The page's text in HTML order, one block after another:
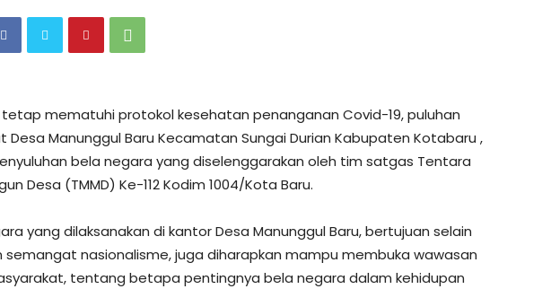
tetap mematuhi protokol kesehatan penanganan Covid-19, puluhan
Manunggul Baru Kecamatan Sungai Durian Kabupaten Kotabaru ,
bela negara yang diselenggarakan oleh tim satgas Tentara
Desa (TMMD) Ke-112 Kodim 1004/Kota Baru.
yang dilaksanakan di kantor Desa Manunggul Baru, bertujuan selain
semangat nasionalisme, juga diharapkan mampu membuka wawasan
tentang betapa pentingnya bela negara dalam kehidupan